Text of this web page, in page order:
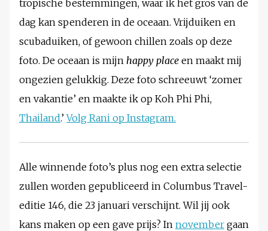
tropische bestemmingen, waar ik het gros van de
dag kan spenderen in de oceaan. Vrijduiken en
scubaduiken, of gewoon chillen zoals op deze
foto. De oceaan is mijn happy place en maakt mij
ongezien gelukkig. Deze foto schreeuwt ‘zomer
en vakantie’ en maakte ik op Koh Phi Phi,
Thailand.’Volg Rani op Instagram.
Alle winnende foto’s plus nog een extra selectie
zullen worden gepubliceerd in Columbus Travel-
editie 146, die 23 januari verschijnt. Wil jij ook
kans maken op een gave prijs? In november gaan